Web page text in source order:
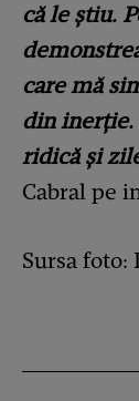
că le știu.
care mă
din inerție.
ridică și
Cabral pe
Sursa foto: